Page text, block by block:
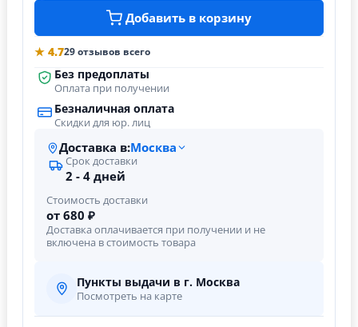
Добавить в корзину
★ 4.729 отзывов всего
Без предоплаты
Оплата при получении
Безналичная оплата
Скидки для юр. лиц
Доставка в:Москва
Срок доставки
2 - 4 дней
Стоимость доставки
от 680 ₽
Доставка оплачивается при получении и не
включена в стоимость товара
Пункты выдачи в г. Москва
Посмотреть на карте